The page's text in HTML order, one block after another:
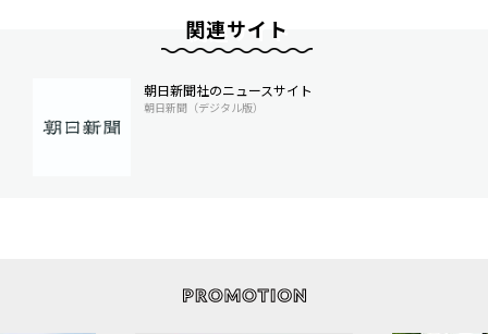
関連サイト
朝日新聞社のニュースサイト
朝日新聞（デジタル版）